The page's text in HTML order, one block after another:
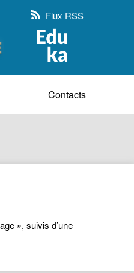
Flux RSS
Contacts
», suivis d’une